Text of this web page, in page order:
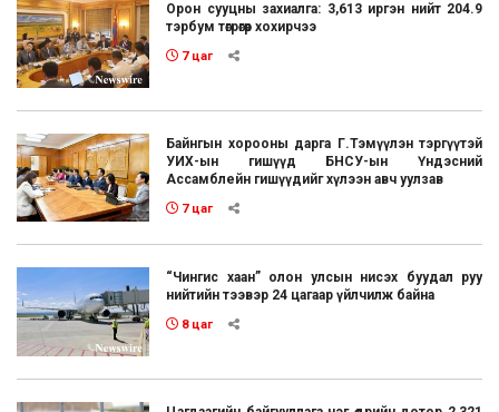
Орон сууцны захиалга: 3,613 иргэн нийт 204.9
тэрбум төгрөгөөр хохирчээ
7 цаг
Байнгын хорооны дарга Г.Тэмүүлэн тэргүүтэй
УИХ-ын гишүүд БНСУ-ын Үндэсний
Ассамблейн гишүүдийг хүлээн авч уулзав
7 цаг
“Чингис хаан” олон улсын нисэх буудал руу
нийтийн тээвэр 24 цагаар үйлчилж байна
8 цаг